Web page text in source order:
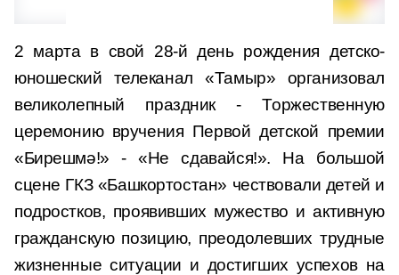
2 марта в свой 28-й день рождения детско-
юношеский телеканал «Тамыр» организовал
великолепный праздник - Торжественную
церемонию вручения Первой детской премии
«Бирешмә!» - «Не сдавайся!». На большой
сцене ГКЗ «Башкортостан» чествовали детей и
подростков, проявивших мужество и активную
гражданскую позицию, преодолевших трудные
жизненные ситуации и достигших успехов на